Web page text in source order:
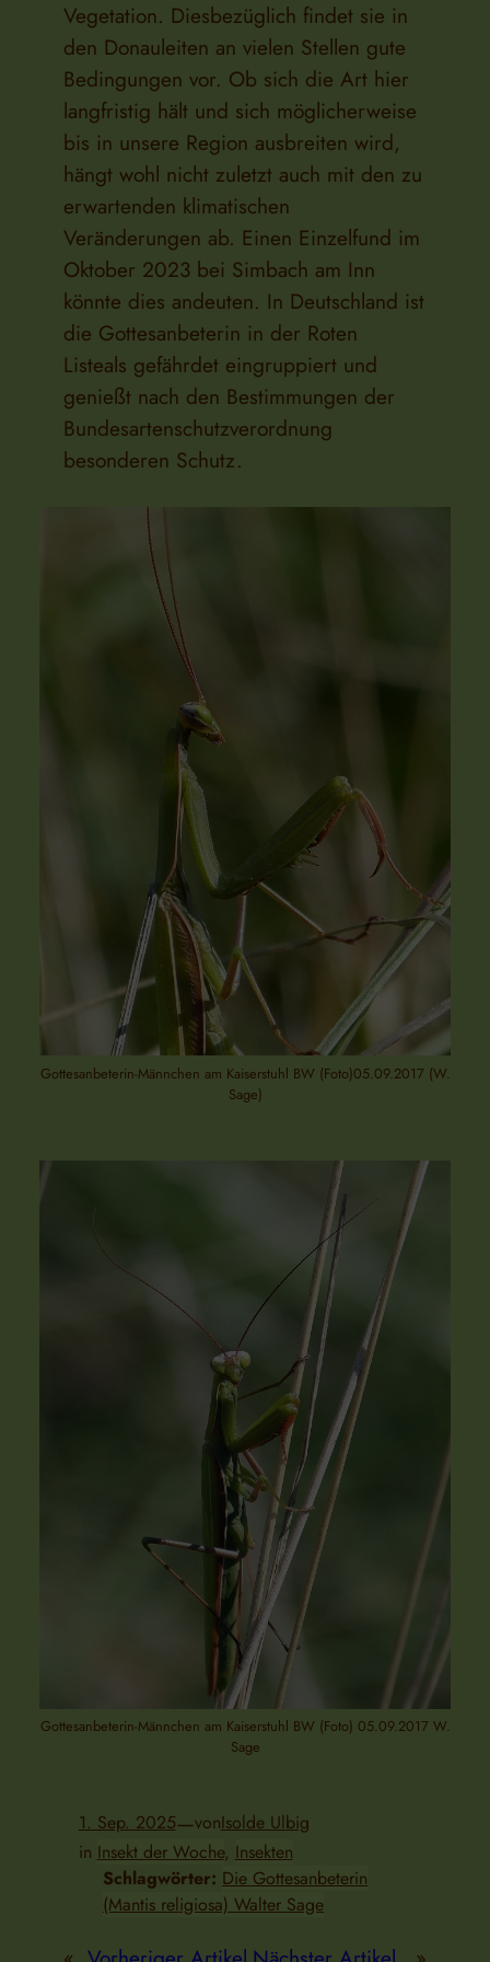
Vegetation. Diesbezüglich findet sie in
den Donauleiten an vielen Stellen gute
Bedingungen vor. Ob sich die Art hier
langfristig hält und sich möglicherweise
bis in unsere Region ausbreiten wird,
hängt wohl nicht zuletzt auch mit den zu
erwartenden klimatischen
Veränderungen ab. Einen Einzelfund im
Oktober 2023 bei Simbach am Inn
könnte dies andeuten. In Deutschland ist
die Gottesanbeterin in der Roten
Listeals gefährdet eingruppiert und
genießt nach den Bestimmungen der
Bundesartenschutzverordnung
besonderen Schutz.
Gottesanbeterin-Männchen am Kaiserstuhl BW (Foto)05.09.2017 (W.
Sage)
Gottesanbeterin-Männchen am Kaiserstuhl BW (Foto) 05.09.2017 W.
Sage
1. Sep. 2025—vonIsolde Ulbig
in Insekt der Woche, Insekten
Schlagwörter: Die Gottesanbeterin
(Mantis religiosa) Walter Sage